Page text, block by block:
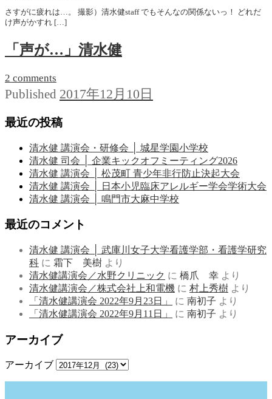
さすがに疲れは…。 撮影）清水健staff でもそんなの関係ないっ！ どれだ
け声がかすれ […]
「声が…」清水健
2 comments
Published 2017年12月10日
最近の投稿
清水健 講演会・研修会 │ 城星学園小学校
清水健 司会 │ 企業キックオフミーティング2026
清水健 講演会 │ 松茂町 青少年非行防止決起大会
清水健 講演会 │ 日本小児臨床アレルギー学会学術大会
清水健 講演会 │ 鳴門市大麻中学校
最近のコメント
清水健 講演会 │ 武庫川女子大学看護学部・看護学研究
科 に 霜下 美樹 より
清水健講演会／水野クリニック に 橋爪 幸 より
清水健講演会／株式会社上和電機 に 村上秀樹 より
「清水健講演会 2022年9月23日」
に 南初子 より
「清水健講演会 2022年9月11日」
に 南初子 より
アーカイブ
アーカイブ